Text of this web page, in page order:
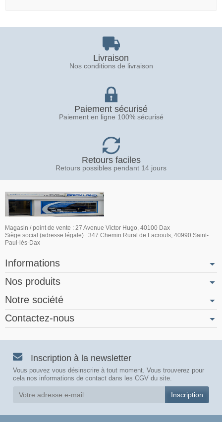
Livraison
Nos conditions de livraison
Paiement sécurisé
Paiement en ligne 100% sécurisé
Retours faciles
Retours possibles pendant 14 jours
Magasin / point de vente : 27 Avenue Victor Hugo, 40100 Dax
Siège social (adresse légale) : 347 Chemin Rural de Lacrouts, 40990 Saint-
Paul-lès-Dax
Informations
Nos produits
Notre société
Contactez-nous
Inscription à la newsletter
Vous pouvez vous désinscrire à tout moment. Vous trouverez pour
cela nos informations de contact dans les CGV du site.